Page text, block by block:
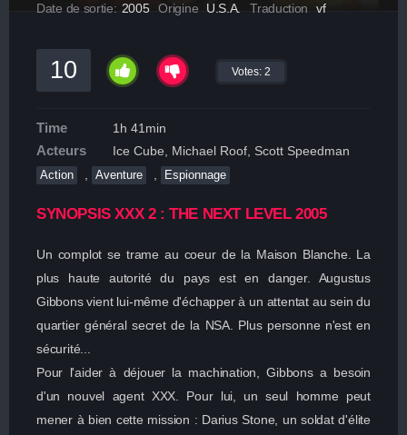
Date de sortie: 2005 Origine U.S.A. Traduction vf
10 Votes: 2
Time 1h 41min
Acteurs Ice Cube, Michael Roof, Scott Speedman
Action Aventure Espionnage
SYNOPSIS XXX 2 : THE NEXT LEVEL 2005
Un complot se trame au coeur de la Maison Blanche. La
plus haute autorité du pays est en danger. Augustus
Gibbons vient lui-même d'échapper à un attentat au sein du
quartier général secret de la NSA. Plus personne n'est en
sécurité...
Pour l'aider à déjouer la machination, Gibbons a besoin
d'un nouvel agent XXX. Pour lui, un seul homme peut
mener à bien cette mission : Darius Stone, un soldat d'élite